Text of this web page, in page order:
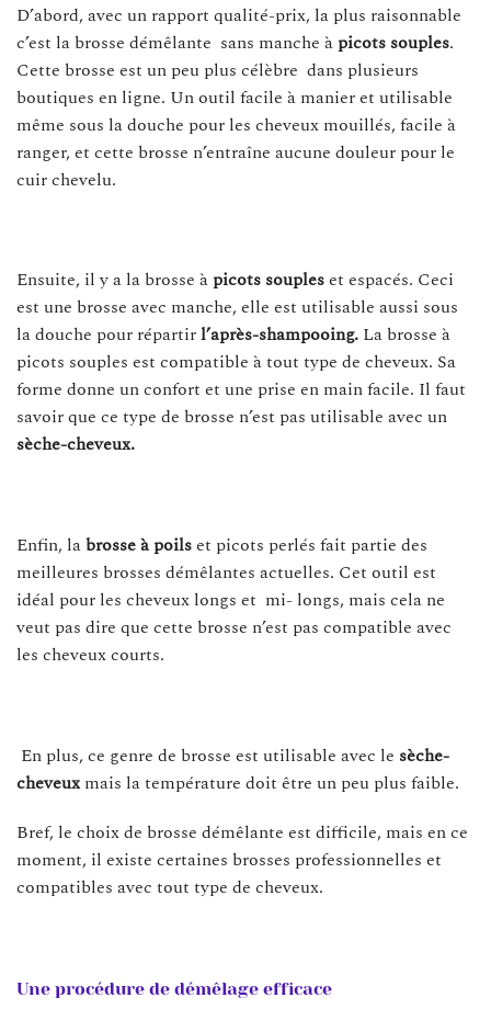
D’abord, avec un rapport qualité-prix, la plus raisonnable
c’est la brosse démêlante sans manche àpicots souples.
Cette brosse est un peu plus célèbre dans plusieurs
boutiques en ligne. Un outil facile à manier et utilisable
même sous la douche pour les cheveux mouillés, facile à
ranger, et cette brosse n’entraîne aucune douleur pour le
cuir chevelu.
Ensuite, il y a la brosse àpicots soupleset espacés. Ceci
est une brosse avec manche, elle est utilisable aussi sous
la douche pour répartirl’après-shampooing. La brosse à
picots souples est compatible à tout type de cheveux. Sa
forme donne un confort et une prise en main facile. Il faut
savoir que ce type de brosse n’est pas utilisable avec un
sèche-cheveux.
Enfin, labrosse à poilset picots perlés fait partie des
meilleures brosses démêlantes actuelles. Cet outil est
idéal pour les cheveux longs et mi- longs, mais cela ne
veut pas dire que cette brosse n’est pas compatible avec
les cheveux courts.
En plus, ce genre de brosse est utilisable avec le sèche-
cheveuxmais la température doit être un peu plus faible.
Bref, le choix de brosse démêlante est difficile, mais en ce
moment, il existe certaines brosses professionnelles et
compatibles avec tout type de cheveux.
Une procédure de démêlage efficace